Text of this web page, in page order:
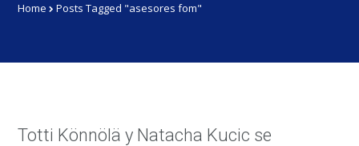
Home Posts Tagged "asesores fom"
Totti Könnölä y Natacha Kucic se